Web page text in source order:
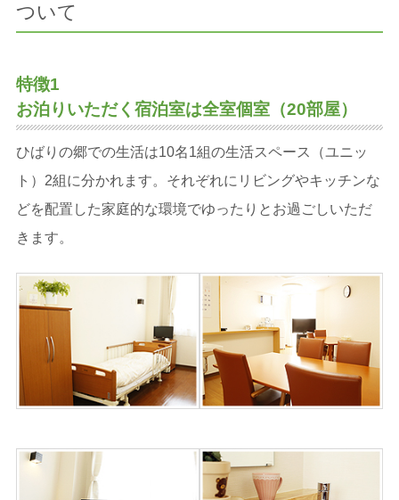
ついて
特徴1
お泊りいただく宿泊室は全室個室（20部屋）
ひばりの郷での生活は10名1組の生活スペース（ユニッ
ト）2組に分かれます。それぞれにリビングやキッチンな
どを配置した家庭的な環境でゆったりとお過ごしいただ
きます。